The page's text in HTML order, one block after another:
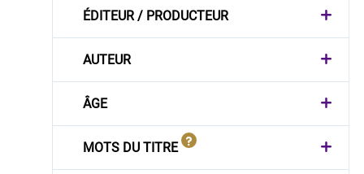
ÉDITEUR / PRODUCTEUR
AUTEUR
ÂGE
MOTS DU TITRE